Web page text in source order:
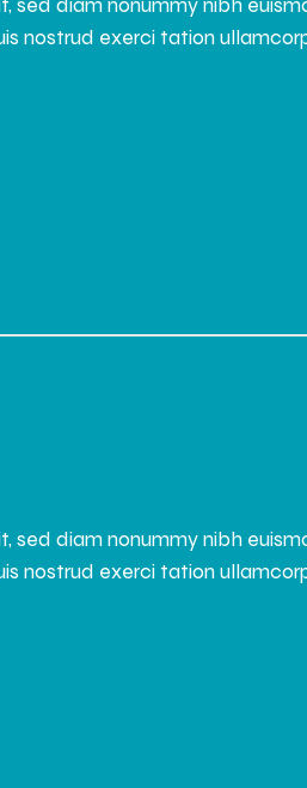
nostrud exerci tation
sed diam nonummy nibh
nostrud exerci tation